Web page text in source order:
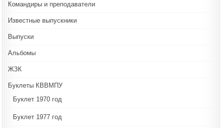
Командиры и преподаватели
Известные выпускники
Выпуски
Альбомы
ЖЗК
Буклеты КВВМПУ
Буклет 1970 год
Буклет 1977 год